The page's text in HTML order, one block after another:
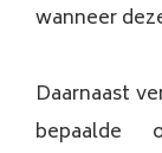
wanneer
Daarnaast
bepaalde